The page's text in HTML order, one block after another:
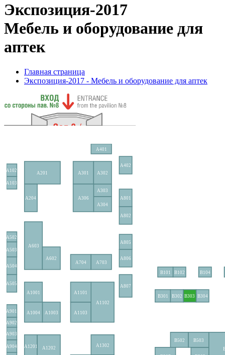
Экспозиция-2017
Мебель и оборудование для
аптек
Главная страница
Экспозиция-2017 - Мебель и оборудование для аптек